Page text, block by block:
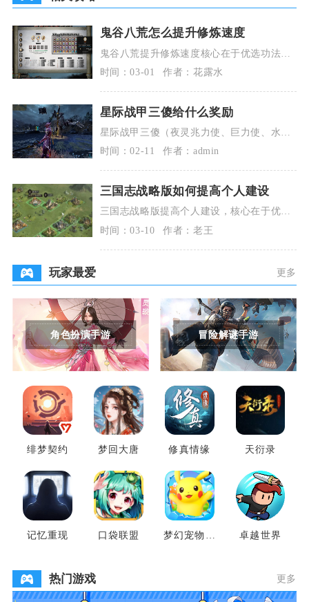
鬼谷八荒怎么提升修炼速度
鬼谷八荒提升修炼速度核心在于优选功法、
高灵气区域修炼、拉满悟性资质、巧用宗门
与道侣机制，再
时间：03-01 作者：花露水
星际战甲三傻给什么奖励
星际战甲三傻（夜灵兆力使、巨力使、水力
使）的核心奖励为专属武器振幅晶体、高阶
战甲/指挥官赋
时间：02-11 作者：admin
三国志战略版如何提高个人建设
三国志战略版提高个人建设，核心在于优先
升级高级资源地建筑、搭配高内政武将委
任、合理规划建筑
时间：03-10 作者：老王
玩家最爱 更多
角色扮演手游 冒险解谜手游
绯梦契约 梦回大唐 修真情缘 天衍录
记忆重现 口袋联盟
梦幻宠物联
卓越世界
热门游戏 更多